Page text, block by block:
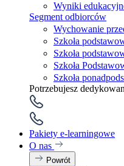
Wyniki
Segment odbiorców
Wychowanie
Szkoła
Szkoła
Szkoła
Szkoła
Potrzebujesz
Pakiety e-learningowe
O nas
Powrót